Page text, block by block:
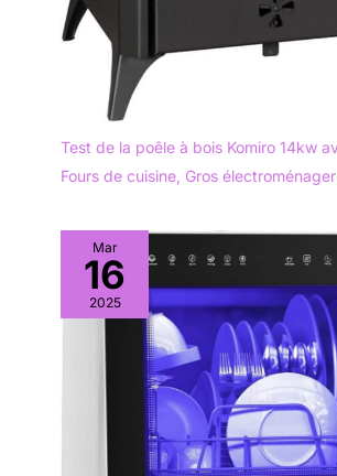
Test de la poêle à bois Komiro 14kw
Fours de cuisine Gros
Mar
16
2025